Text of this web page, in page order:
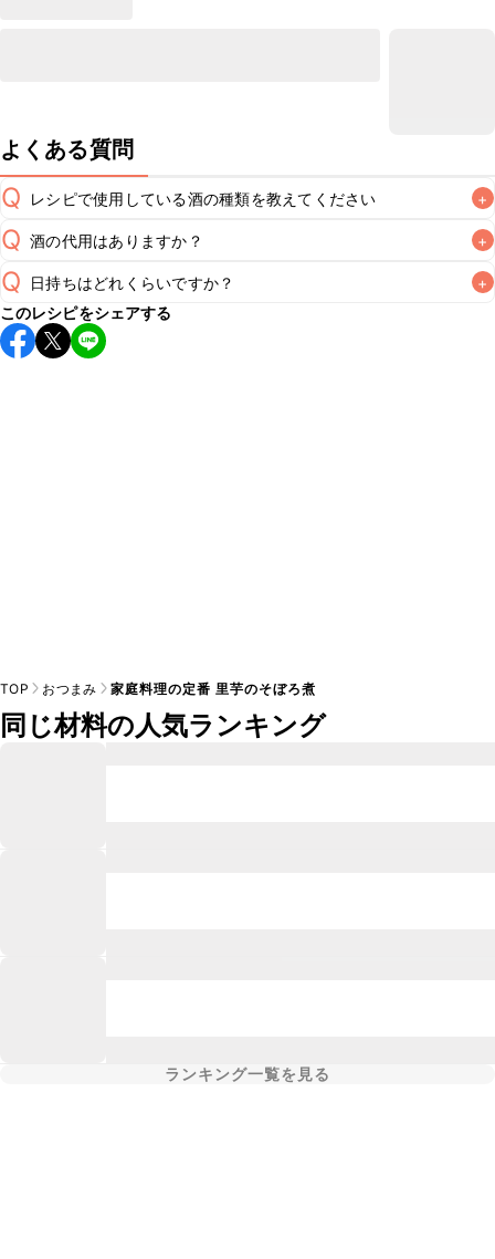
よくある質問
Q レシピで使用している酒の種類を教えてください +
A
Q 酒の代用はありますか？ +
A
Q 日持ちはどれくらいですか？ +
保存期間は冷蔵で翌日中が目安です。なるべくお早めにお召
し上がりください。
このレシピをシェアする
TOP おつまみ 家庭料理の定番 里芋のそぼろ煮
同じ材料の人気ランキング
ランキング一覧を見る